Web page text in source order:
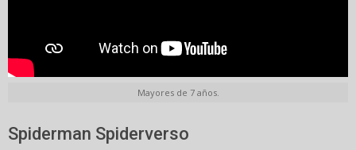
Mayores de 7 años.
Spiderman Spiderverso